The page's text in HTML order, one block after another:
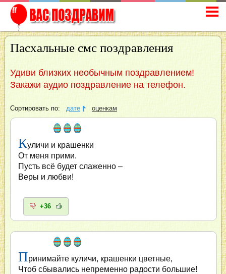
Пасхальные смс поздравления
Удиви близких необычным поздравлением!
Закажи аудио поздравление на телефон.
Сортировать по: дате оценкам
Куличи и крашенки
От меня прими.
Пусть всё будет слаженно –
Веры и любви!
+36
Принимайте куличи, крашенки цветные,
Чтоб сбывались непременно радости большие!